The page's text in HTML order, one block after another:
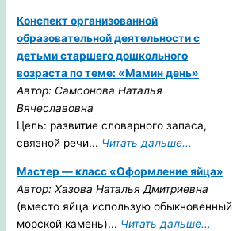
Конспект организованной
образовательной деятельности с
детьми старшего дошкольного
возраста по теме: «Мамин день»
Автор: Самсонова Наталья
Вячеславовна
Цель: развитие словарного запаса,
связной речи... Читать дальше...
Мастер — класс «Оформление яйца»
Автор: Хазова Наталья Дмитриевна
(вместо яйца использую обыкновенный
морской камень)... Читать дальше...